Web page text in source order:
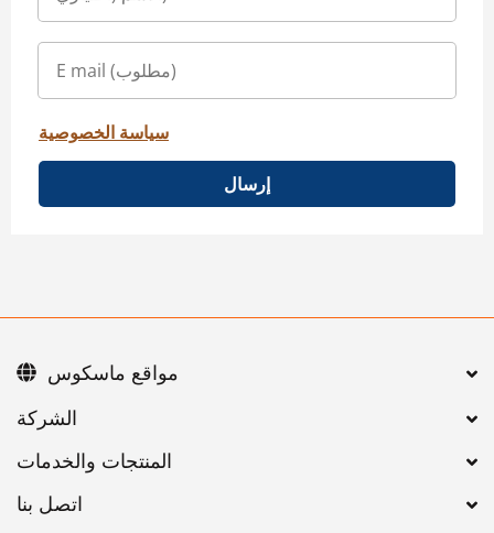
سياسة الخصوصية
إرسال
اتصل بنا
مواقع ماسكوس